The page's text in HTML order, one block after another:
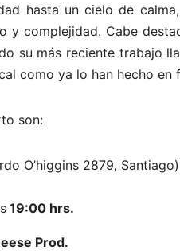
hasta un cielo de
y complejidad. Cabe
su más reciente trabajo
como ya lo han hecho en
son:
O’higgins 2879, Santiago)
19:00 hrs.
Prod.